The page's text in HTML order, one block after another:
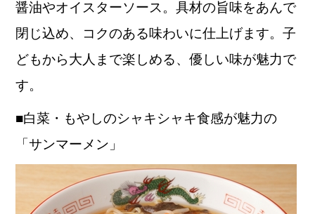
醤油やオイスターソース。具材の旨味をあんで
閉じ込め、コクのある味わいに仕上げます。子
どもから大人まで楽しめる、優しい味が魅力で
す。
■白菜・もやしのシャキシャキ食感が魅力の
「サンマーメン」